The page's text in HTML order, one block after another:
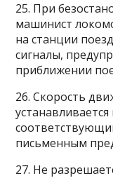
25. При
машинист
на станции
сигналы,
приближении
26. Скорость
письменным
27. Не